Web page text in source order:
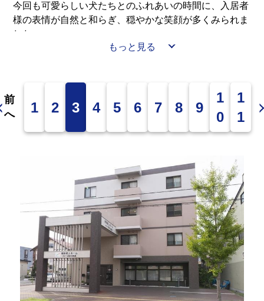
今回も可愛らしい犬たちとのふれあいの時間に、入居者
様の表情が自然と和らぎ、穏やかな笑顔が多くみられま
した。
らぎ、優しく声をかけたり、撫でたりしながら楽しまれ
ておりました( *´艸｀)
犬たちとふれあうことで、自然と会話も弾み、あたたか
これからも毎月のドッグセラピーを通して、入居者様に
癒しと楽しみを感じていただけるひとときを大切にして
まいります。
もっと見る
前
へ
1 2 3 4 5 6 7 8 9
1
0
1
1